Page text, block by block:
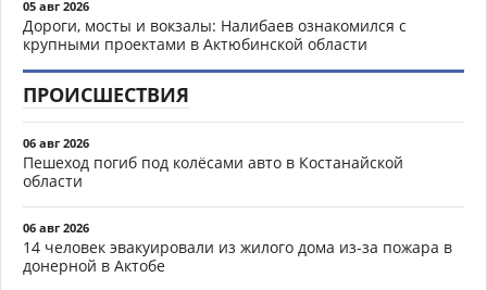
05 авг 2026
Дороги, мосты и вокзалы: Налибаев ознакомился с
крупными проектами в Актюбинской области
ПРОИСШЕСТВИЯ
06 авг 2026
Пешеход погиб под колёсами авто в Костанайской
области
06 авг 2026
14 человек эвакуировали из жилого дома из-за пожара в
донерной в Актобе